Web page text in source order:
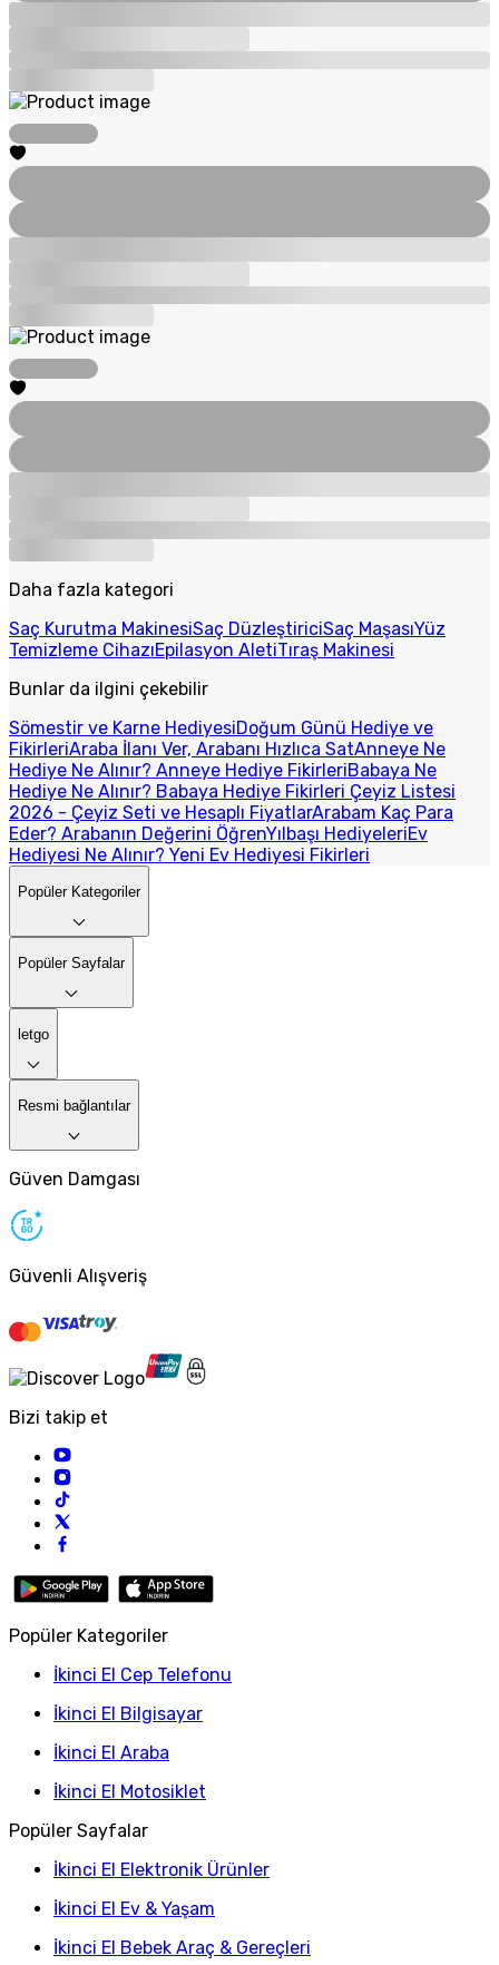
Daha fazla kategori
Saç Kurutma MakinesiSaç DüzleştiriciSaç MaşasıYüz
Temizleme CihazıEpilasyon AletiTıraş Makinesi
Bunlar da ilgini çekebilir
Sömestir ve Karne HediyesiDoğum Günü Hediye ve
FikirleriAraba İlanı Ver, Arabanı Hızlıca SatAnneye Ne
Hediye Ne Alınır? Anneye Hediye FikirleriBabaya Ne
Hediye Ne Alınır? Babaya Hediye Fikirleri Çeyiz Listesi
2026 - Çeyiz Seti ve Hesaplı FiyatlarArabam Kaç Para
Eder? Arabanın Değerini ÖğrenYılbaşı HediyeleriEv
Hediyesi Ne Alınır? Yeni Ev Hediyesi Fikirleri
Popüler Kategoriler
Popüler Sayfalar
letgo
Resmi bağlantılar
Güven Damgası
Güvenli Alışveriş
Bizi takip et
Popüler Kategoriler
İkinci El Cep Telefonu
İkinci El Bilgisayar
İkinci El Araba
İkinci El Motosiklet
Popüler Sayfalar
İkinci El Elektronik Ürünler
İkinci El Ev & Yaşam
İkinci El Bebek Araç & Gereçleri